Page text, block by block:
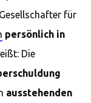
für
persönlich in
Die
ausstehenden